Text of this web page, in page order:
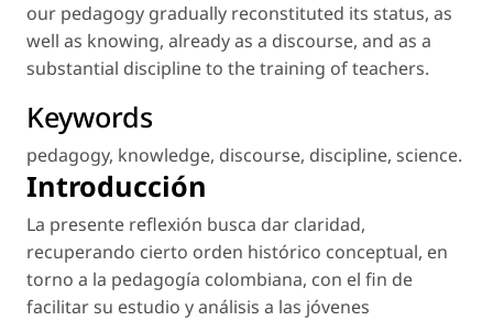
our pedagogy gradually reconstituted its status, as
well as knowing, already as a discourse, and as a
substantial discipline to the training of teachers.
Keywords
pedagogy, knowledge, discourse, discipline, science.
Introducción
La presente reflexión busca dar claridad,
recuperando cierto orden histórico conceptual, en
torno a la pedagogía colombiana, con el fin de
facilitar su estudio y análisis a las jóvenes